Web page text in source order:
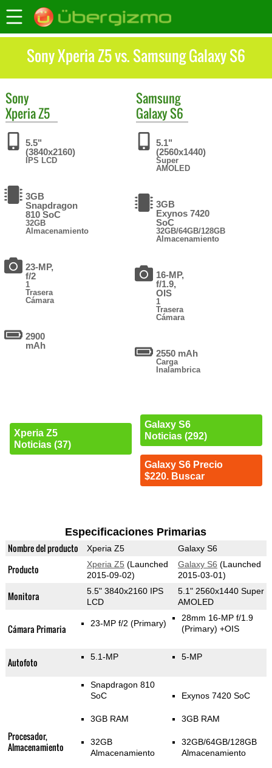
Sony Xperia Z5 vs. Samsung Galaxy S6
Sony
Xperia Z5
5.5"
(3840x2160)
IPS LCD
3GB
Snapdragon
810 SoC
32GB
Almacenamiento
23-MP,
f/2
1
Trasera
Cámara
2900
mAh
Xperia Z5
Noticias (37)
Samsung
Galaxy S6
5.1"
(2560x1440)
Super
AMOLED
3GB
Exynos 7420
SoC
32GB/64GB/128GB
Almacenamiento
16-MP,
f/1.9,
OIS
1
Trasera
Cámara
2550 mAh
Carga
Inalambrica
Galaxy S6
Noticias (292)
Galaxy S6 Precio
$220. Buscar
Especificaciones Primarias
Nombre del producto Xperia Z5 Galaxy S6
Producto Xperia Z5 (Launched
2015-09-02)
Galaxy S6 (Launched
2015-03-01)
Monitora
5.5" 3840x2160 IPS
LCD
5.1" 2560x1440 Super
AMOLED
Cámara Primaria 23-MP f/2 (Primary)
28mm 16-MP f/1.9
(Primary) +OIS
Autofoto 5.1-MP 5-MP
Procesador,
Almacenamiento
Snapdragon 810
SoC
3GB RAM
32GB
Almacenamiento
Exynos 7420 SoC
3GB RAM
32GB/64GB/128GB
Almacenamiento